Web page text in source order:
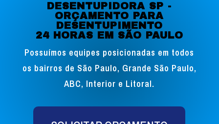
DESENTUPIDORA SP -
ORÇAMENTO PARA
DESENTUPIMENTO
24 HORAS EM SÃO PAULO
Possuímos equipes posicionadas em todos
os bairros de São Paulo, Grande São Paulo,
ABC, Interior e Litoral.